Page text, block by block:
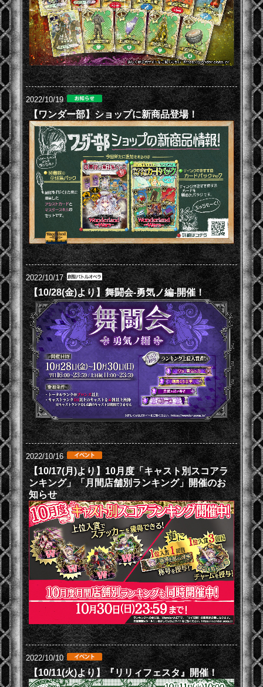
2022/10/19
【ワンダー部】ショップに新商品登場！
2022/10/17
【10/28(金)より】舞闘会-勇気ノ編-開催！
2022/10/16
【10/17(月)より】10月度「キャスト別スコアラ
ンキング」「月間店舗別ランキング」開催のお
知らせ
2022/10/10
【10/11(火)より】『リリィフェスタ』開催！